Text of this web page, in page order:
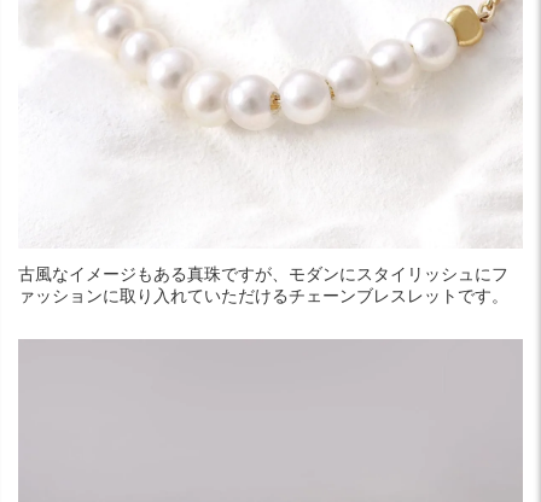
古風なイメージもある真珠ですが、モダンにスタイリッシュにフ
ァッションに取り入れていただけるチェーンブレスレットです。